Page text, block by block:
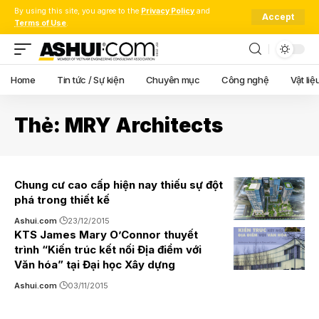
By using this site, you agree to the Privacy Policy and
Terms of Use.
Accept
Home Tin tức / Sự kiện Chuyên mục Công nghệ Vật
Thẻ: MRY Architects
Chung cư cao cấp hiện nay thiếu sự đột
phá trong thiết kế
Ashui.com 23/12/2015
KTS James Mary O’Connor thuyết
trình “Kiến trúc kết nối Địa điểm với
Văn hóa” tại Đại học Xây dựng
Ashui.com 03/11/2015